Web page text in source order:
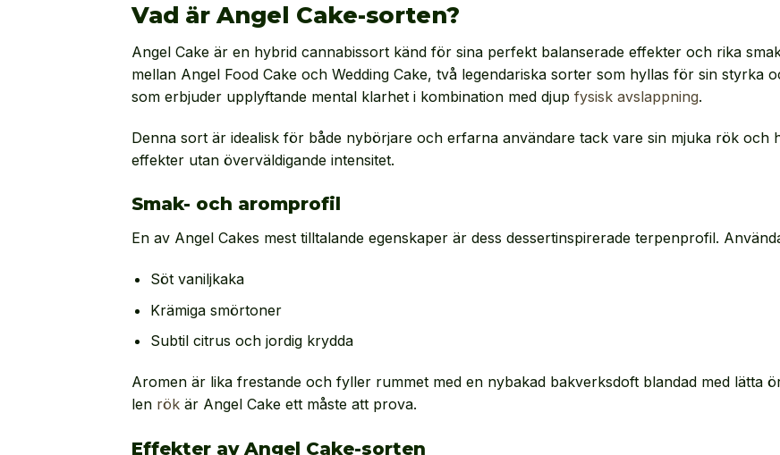
Vad är Angel Cake-sorten?
Angel Cake är en hybrid cannabissort känd för sina perfekt balanserade effekter och rika
mellan Angel Food Cake och Wedding Cake, två legendariska sorter som hyllas för sin styrka
som erbjuder upplyftande mental klarhet i kombination med djup fysisk avslappning.
Denna sort är idealisk för både nybörjare och erfarna användare tack vare sin mjuka rök och
effekter utan överväldigande intensitet.
Smak- och aromprofil
En av Angel Cakes mest tilltalande egenskaper är dess dessertinspirerade terpenprofil.
Söt vaniljkaka
Krämiga smörtoner
Subtil citrus och jordig krydda
Aromen är lika frestande och fyller rummet med en nybakad bakverksdoft blandad med lätta
len rök är Angel Cake ett måste att prova.
Effekter av Angel Cake-sorten